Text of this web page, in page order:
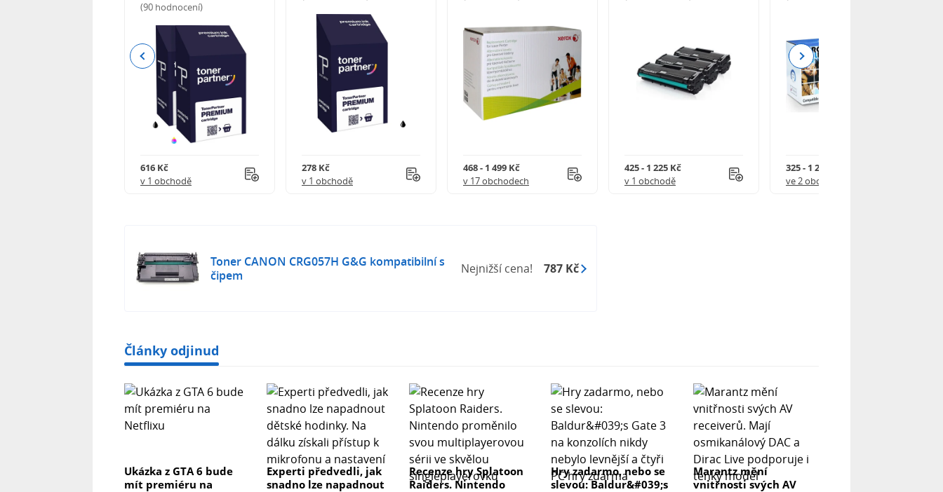
(90 hodnocení)
616 Kč
v 1 obchodě
278 Kč
v 1 obchodě
468 - 1 499 Kč
v 17 obchodech
425 - 1 225 Kč
v 1 obchodě
325 - 1 245 Kč
ve 2 obchodech
Previous Next
Toner CANON CRG057H G&G kompatibilní s
čipem
Nejnižší cena! 787 Kč
Články odjinud
Ukázka z GTA 6 bude
mít premiéru na
Experti předvedli, jak
snadno lze napadnout
Recenze hry Splatoon
Raiders. Nintendo
Hry zadarmo, nebo se
slevou: Baldur&#039;s
Marantz mění
vnitřnosti svých AV